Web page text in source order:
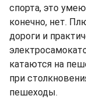
спорта, это
конечно, нет.
дороги и
катаются на
при
пешеходы.